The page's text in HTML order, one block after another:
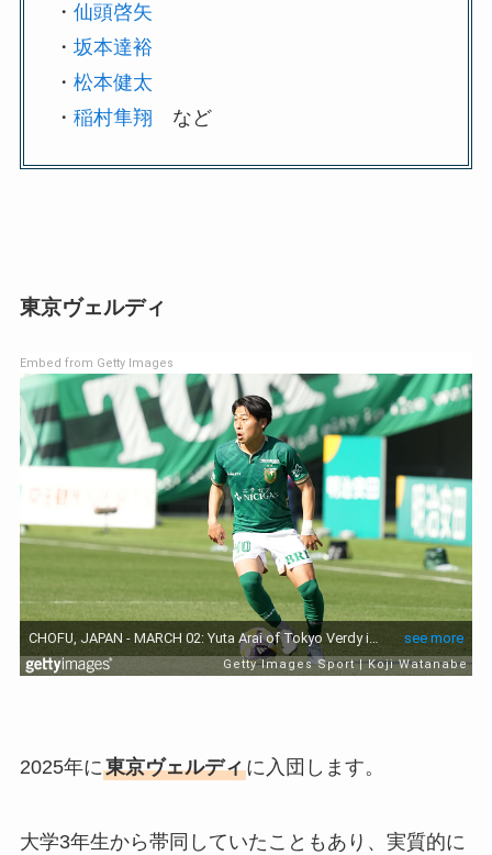
・ 仙頭啓矢
・ 坂本達裕
・ 松本健太
・ 稲村隼翔 など
東京ヴェルディ
Embed from Getty Images
2025年に東京ヴェルディに入団します。
大学3年生から帯同していたこともあり、実質的に